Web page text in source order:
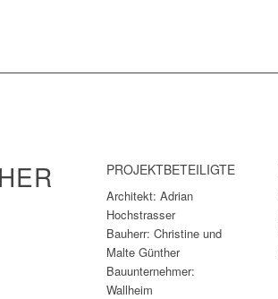
PROJEKTBETEILIGTE
Architekt: Adrian
Hochstrasser
Bauherr: Christine und
Malte Günther
Bauunternehmer:
Wallheim